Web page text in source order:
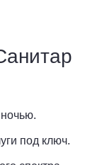
под ключ.